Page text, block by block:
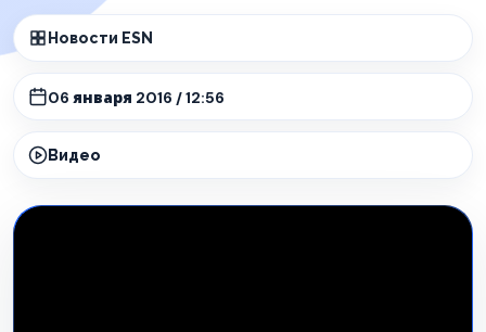
Новости ESN
06 января 2016 / 12:56
Видео